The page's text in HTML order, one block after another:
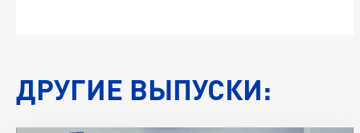
ДРУГИЕ ВЫПУСКИ: